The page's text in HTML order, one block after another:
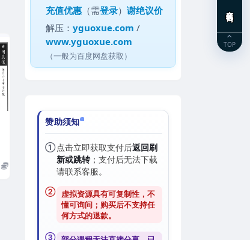
充值优惠 （需登录）谢绝议价
解压：yguoxue.com /
www.yguoxue.com
（一般为百度网盘获取）
赞助须知
①点击立即获取支付后返回刷
新或跳转；支付后无法下载
请联系客服。
②
虚拟资源具有可复制性，不
懂可询问；购买后不支持任
何方式的退款。
③
TOP